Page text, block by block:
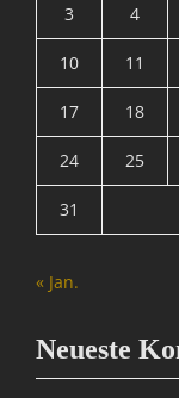
t
I
f
r
a
i
,
3 4
10 11
17 18
24 25
31
« Jan.
Neueste